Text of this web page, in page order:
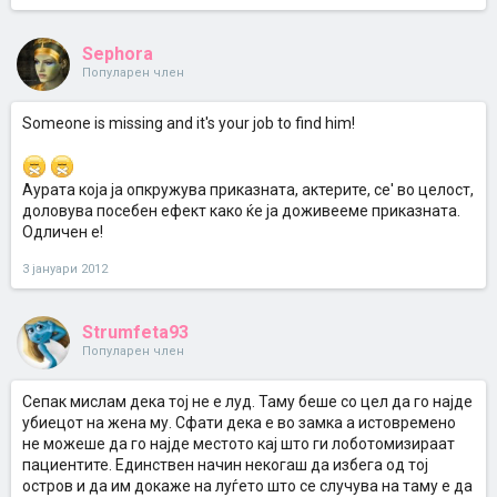
Sephora
Популарен член
Someone is missing and it's your job to find him!
Аурата која ја опкружува приказната, актерите, се' во целост,
доловува посебен ефект како ќе ја доживееме приказната.
Одличен е!
3 јануари 2012
Strumfeta93
Популарен член
Сепак мислам дека тој не е луд. Таму беше со цел да го најде
убиецот на жена му. Сфати дека е во замка а истовремено
не можеше да го најде местото кај што ги лоботомизираат
пациентите. Единствен начин некогаш да избега од тој
остров и да им докаже на луѓето што се случува на таму е да